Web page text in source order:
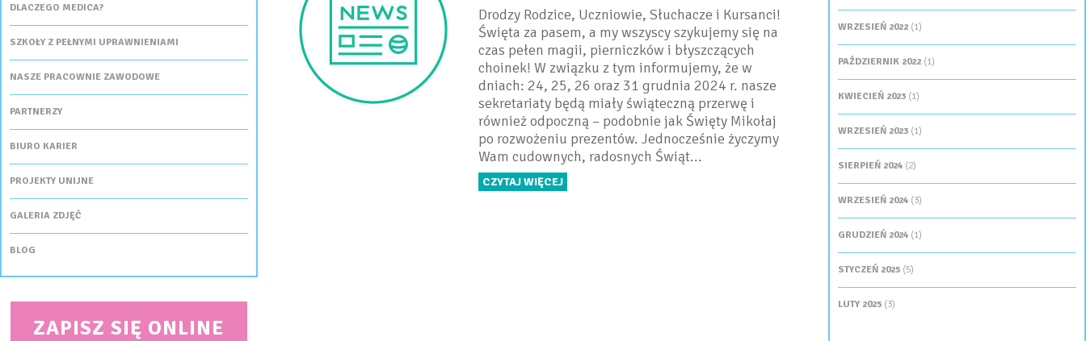
DLACZEGO MEDICA?
SZKOŁY Z PEŁNYMI UPRAWNIENIAMI
NASZE PRACOWNIE ZAWODOWE
PARTNERZY
BIURO KARIER
PROJEKTY UNIJNE
GALERIA ZDJĘĆ
BLOG
ZAPISZ SIĘ ONLINE
Drodzy Rodzice, Uczniowie, Słuchacze i Kursanci!
Święta za pasem, a my wszyscy szykujemy się na
czas pełen magii, pierniczków i błyszczących
choinek! W związku z tym informujemy, że w
dniach: 24, 25, 26 oraz 31 grudnia 2024 r. nasze
sekretariaty będą miały świąteczną przerwę i
również odpoczną – podobnie jak Święty Mikołaj
po rozwożeniu prezentów. Jednocześnie życzymy
Wam cudownych, radosnych Świąt...
CZYTAJ WIĘCEJ
WRZESIEŃ 2022 (1)
PAŹDZIERNIK 2022 (1)
KWIECIEŃ 2023 (1)
WRZESIEŃ 2023 (1)
SIERPIEŃ 2024 (2)
WRZESIEŃ 2024 (3)
GRUDZIEŃ 2024 (1)
STYCZEŃ 2025 (5)
LUTY 2025 (3)